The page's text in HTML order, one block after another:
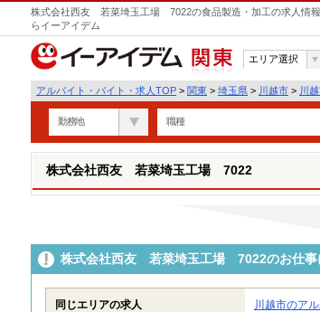
株式会社西友 若菜埼玉工場 7022の食品製造・加工の求人情
らイーアイデム
関東
エリア選択
アルバイト・バイト・求人TOP > 関東 > 埼玉県 > 川越市 > 川
勤務地 職種
株式会社西友 若菜埼玉工場 7022
株式会社西友 若菜埼玉工場 7022のお仕事
同じエリアの求人 川越市のア